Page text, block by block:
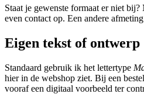
Staat je gewenste formaat er niet
even contact op. Een andere
Eigen tekst of ontwerp
Standaard gebruik ik het lettertype
hier in de webshop ziet. Bij een
vooraf een digitaal voorbeeld ter